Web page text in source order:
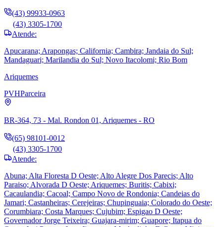
(43) 99933-0963
(43) 3305-1700
Atende:
Apucarana; Arapongas; California; Cambira; Jandaia do Sul;
Mandaguari; Marilandia do Sul; Novo Itacolomi; Rio Bom
Ariquemes
PVHParceira
BR-364, 73 - Mal. Rondon 01, Ariquemes - RO
(65) 98101-0012
(43) 3305-1700
Atende:
Abuna; Alta Floresta D Oeste; Alto Alegre Dos Parecis; Alto
Paraiso; Alvorada D Oeste; Ariquemes; Buritis; Cabixi;
Cacaulandia; Cacoal; Campo Novo de Rondonia; Candeias do
Jamari; Castanheiras; Cerejeiras; Chupinguaia; Colorado do Oeste;
Corumbiara; Costa Marques; Cujubim; Espigao D Oeste;
Governador Jorge Teixeira; Guajara-mirim; Guapore; Itapua do